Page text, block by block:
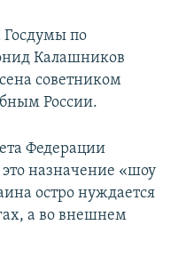
по
Калашников
советником
России.
Федерации
назначение «шоу
остро нуждается
а во внешнем